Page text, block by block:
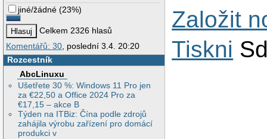
jiné/žádné (23%)
Celkem 2326 hlasů
Komentářů: 30 , poslední 3.4. 20:20
Rozcestník
AbcLinuxu
Ušetřete 30 %: Windows 11 Pro jen
za €22,50 a Office 2024 Pro za
€17,15 – akce B
Týden na ITBiz: Čína podle zdrojů
zahájila výrobu zařízení pro domácí
produkci v
Založit
Tiskni